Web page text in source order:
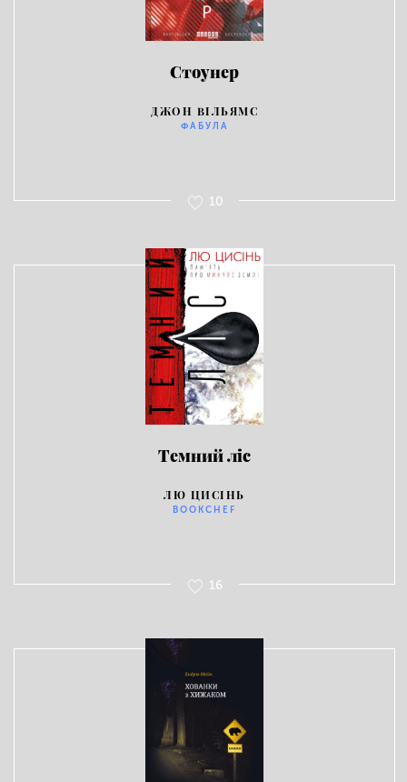
Стоунер
ДЖОН ВІЛЬЯМС
ФАБУЛА
10
Темний ліс
ЛЮ ЦИСІНЬ
BOOKCHEF
16